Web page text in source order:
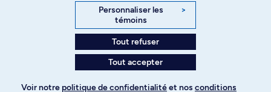
YouTube
Politique de confidentialité
Personnaliser les
témoins
>
Tout refuser
Tout accepter
Voir notre politique de confidentialitéet nos conditions